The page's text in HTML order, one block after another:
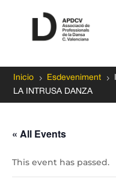
Inicio 5 Esdeveniment 5
LA INTRUSA DANZA
« All Events
This event has passed.